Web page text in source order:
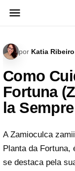
para
por Katia Ribeiro
Como
Fortuna
la
A Zamioculca
Planta da Fortuna,
se destaca pela